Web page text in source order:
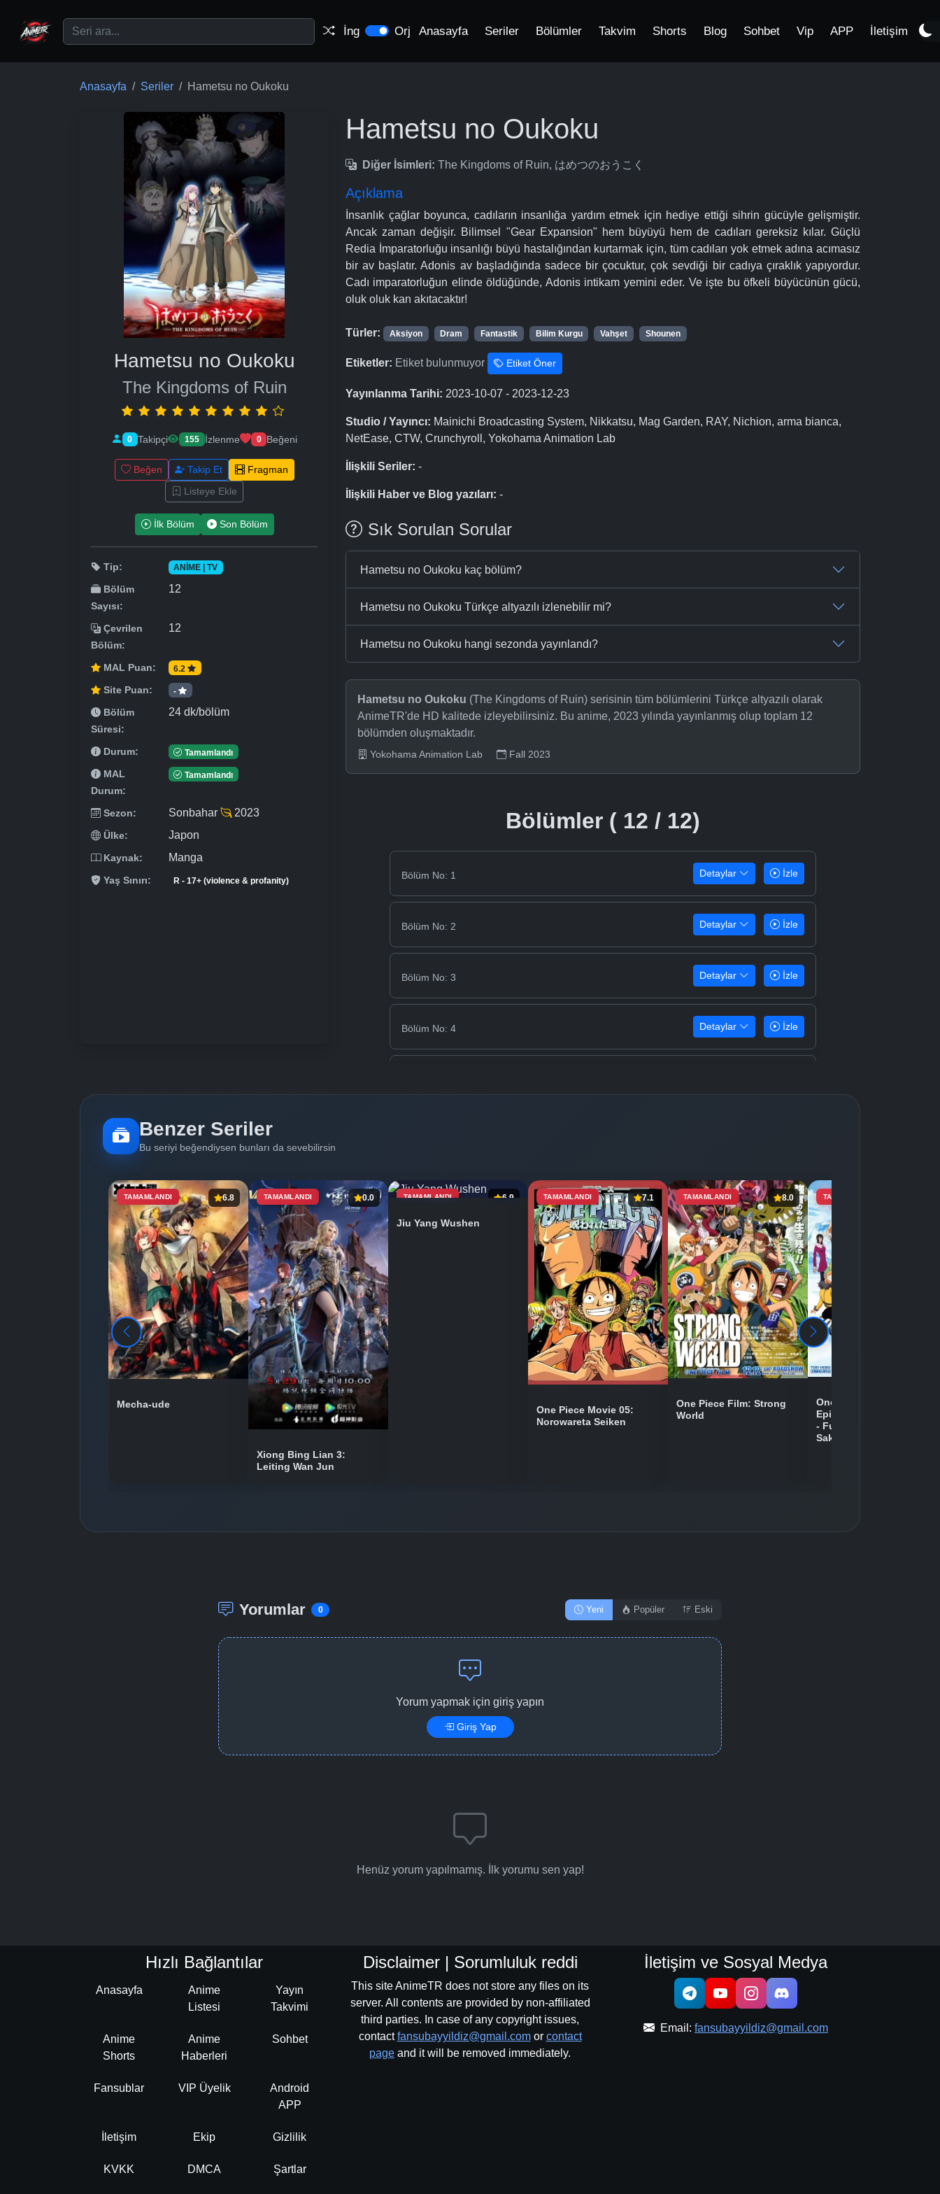
İng Orj Anasayfa Seriler Bölümler Takvim Shorts Blog Sohbet Vip APP İletişim
Anasayfa Seriler Hametsu no Oukoku
Hametsu no Oukoku
The Kingdoms of Ruin
0 Takipçi 155 İzlenme 0 Beğeni
Beğen Takip Et
Fragman
Listeye Ekle
İlk Bölüm Son Bölüm
Tip: ANIME | TV
Bölüm
Sayısı:
12
Çevrilen
Bölüm:
12
MAL Puan: 6.2
Site Puan: -
Bölüm
Süresi:
24 dk/bölüm
Durum: Tamamlandı
MAL
Durum:
Tamamlandı
Sezon: Sonbahar 2023
Ülke: Japon
Kaynak: Manga
Yaş Sınırı: R - 17+ (violence & profanity)
Hametsu no Oukoku
Diğer İsimleri: The Kingdoms of Ruin, はめつのおうこく
Açıklama
İnsanlık çağlar boyunca, cadıların insanlığa yardım etmek için hediye ettiği sihrin gücüyle gelişmiştir.
Ancak zaman değişir. Bilimsel "Gear Expansion" hem büyüyü hem de cadıları gereksiz kılar. Güçlü
Redia İmparatorluğu insanlığı büyü hastalığından kurtarmak için, tüm cadıları yok etmek adına acımasız
bir av başlatır. Adonis av başladığında sadece bir çocuktur, çok sevdiği bir cadıya çıraklık yapıyordur.
Cadı imparatorluğun elinde öldüğünde, Adonis intikam yemini eder. Ve işte bu öfkeli büyücünün gücü,
oluk oluk kan akıtacaktır!
Türler: Aksiyon Dram Fantastik Bilim Kurgu Vahşet Shounen
Etiketler: Etiket bulunmuyor Etiket Öner
Yayınlanma Tarihi: 2023-10-07 - 2023-12-23
Studio / Yayıncı: Mainichi Broadcasting System, Nikkatsu, Mag Garden, RAY, Nichion, arma bianca,
NetEase, CTW, Crunchyroll, Yokohama Animation Lab
İlişkili Seriler: -
İlişkili Haber ve Blog yazıları: -
Sık Sorulan Sorular
Hametsu no Oukoku kaç bölüm?
Hametsu no Oukoku Türkçe altyazılı izlenebilir mi?
Hametsu no Oukoku hangi sezonda yayınlandı?
Hametsu no Oukoku (The Kingdoms of Ruin) serisinin tüm bölümlerini Türkçe altyazılı olarak
AnimeTR'de HD kalitede izleyebilirsiniz. Bu anime, 2023 yılında yayınlanmış olup toplam 12
bölümden oluşmaktadır.
Yokohama Animation Lab Fall 2023
Bölümler ( 12 / 12)
Bölüm No: 1 Detaylar İzle
Bölüm No: 2 Detaylar İzle
Bölüm No: 3 Detaylar İzle
Bölüm No: 4 Detaylar İzle
Detaylar İzle
Detaylar İzle
Detaylar İzle
Detaylar İzle
Benzer Seriler
Bu seriyi beğendiysen bunları da sevebilirsin
TAMAMLANDI 6.8
Mecha-ude
TAMAMLANDI 0.0
Xiong Bing Lian 3:
Leiting Wan Jun
TAMAMLANDI 6.9
Jiu Yang Wushen
TAMAMLANDI 7.1
One Piece Movie 05:
Norowareta Seiken
TAMAMLANDI 8.0
One Piece Film: Strong
World
TAMAMLANDI
One Piece Movie 09:
Episode of Chopper Plus
- Fuyu ni Saku, Kiseki no
Sakura
Yorumlar 0 Yeni Popüler Eski
Yorum yapmak için giriş yapın
Giriş Yap
Henüz yorum yapılmamış. İlk yorumu sen yap!
Hızlı Bağlantılar
Anasayfa
Anime
Listesi
Yayın
Takvimi
Anime
Shorts
Anime
Haberleri
Sohbet
Fansublar VIP Üyelik
Android
APP
İletişim Ekip Gizlilik
KVKK DMCA Şartlar
Disclaimer | Sorumluluk reddi
This site AnimeTR does not store any files on its
server. All contents are provided by non-affiliated
third parties. In case of any copyright issues,
contactfansubayyildiz@gmail.comor contact
page and it will be removed immediately.
İletişim ve Sosyal Medya
Email: fansubayyildiz@gmail.com